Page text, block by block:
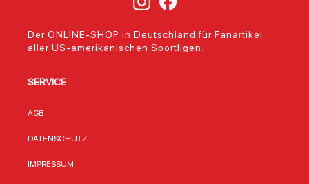
Der ONLINE-SHOP in Deutschland für Fanartikel
aller US-amerikanischen Sportligen.
SERVICE
AGB
DATENSCHUTZ
IMPRESSUM